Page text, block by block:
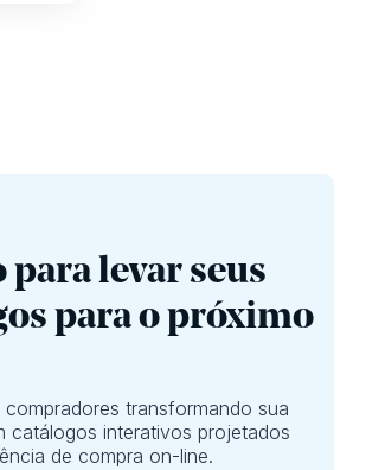
levar seus
para o próximo
compradores transformando sua
catálogos interativos projetados
de compra on-line.